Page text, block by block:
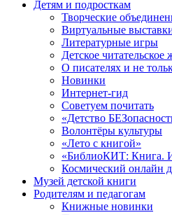
Детям и подросткам
Творческие
Виртуальные
Литературные игры
Детское читательское
О писателях и не
Новинки
Интернет-гид
Советуем почитать
«Детство
Волонтёры культуры
«Лето с книгой»
«БиблиоКИТ: Книга.
Космический онлайн
Музей детской книги
Родителям и педагогам
Книжные новинки